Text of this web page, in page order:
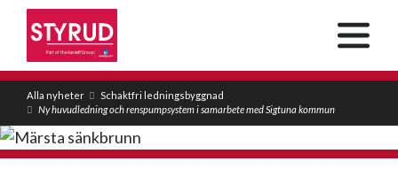
Alla nyheter
Schaktfri ledningsbyggnad
Ny huvudledning och renspumpsystem i samarbete med Sigtuna kommun